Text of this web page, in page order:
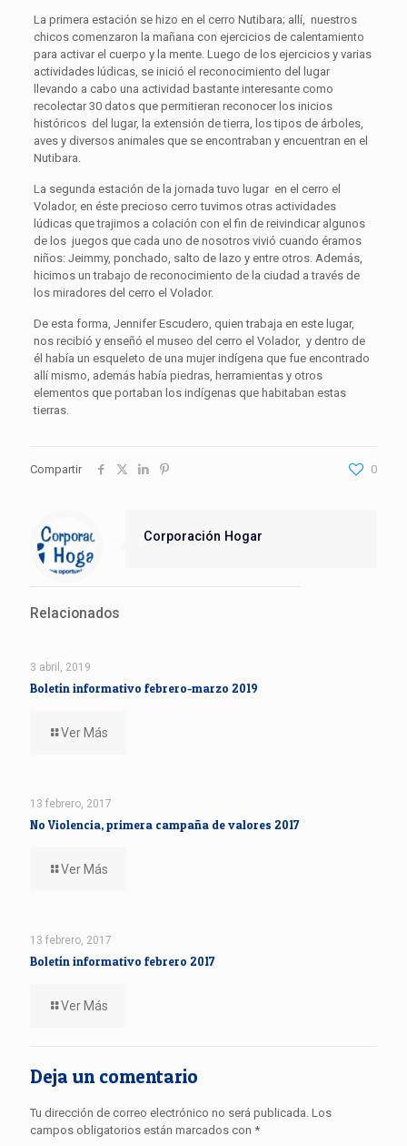
La primera estación se hizo en el cerro Nutibara; allí, nuestros
chicos comenzaron la mañana con ejercicios de calentamiento
para activar el cuerpo y la mente. Luego de los ejercicios y varias
actividades lúdicas, se inició el reconocimiento del lugar
llevando a cabo una actividad bastante interesante como
recolectar 30 datos que permitieran reconocer los inicios
históricos del lugar, la extensión de tierra, los tipos de árboles,
aves y diversos animales que se encontraban y encuentran en el
Nutibara.
La segunda estación de la jornada tuvo lugar en el cerro el
Volador, en éste precioso cerro tuvimos otras actividades
lúdicas que trajimos a colación con el fin de reivindicar algunos
de los juegos que cada uno de nosotros vivió cuando éramos
niños: Jeimmy, ponchado, salto de lazo y entre otros. Además,
hicimos un trabajo de reconocimiento de la ciudad a través de
los miradores del cerro el Volador.
De esta forma, Jennifer Escudero, quien trabaja en este lugar,
nos recibió y enseñó el museo del cerro el Volador, y dentro de
él había un esqueleto de una mujer indígena que fue encontrado
allí mismo, además había piedras, herramientas y otros
elementos que portaban los indígenas que habitaban estas
tierras.
Compartir 0
Corporación Hogar
Relacionados
3 abril, 2019
Boletín informativo febrero-marzo 2019
Ver Más
13 febrero, 2017
No Violencia, primera campaña de valores 2017
Ver Más
13 febrero, 2017
Boletín informativo febrero 2017
Ver Más
Deja un comentario
Tu dirección de correo electrónico no será publicada. Los
campos obligatorios están marcados con *